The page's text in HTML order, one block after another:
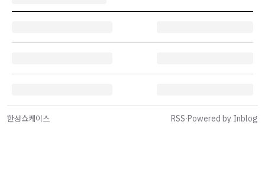
한성쇼케이스 RSS·Powered by Inblog